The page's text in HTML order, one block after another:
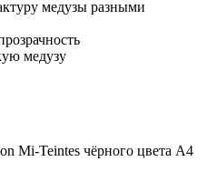
медузы разными
медузу
Mi-Teintes чёрного цвета А4